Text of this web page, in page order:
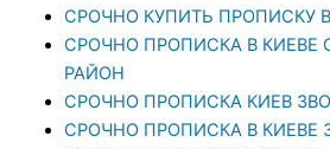
СРОЧНО КУПИТЬ ПРОПИСКУ
CРОЧНО ПРОПИСКА В
РАЙОН
СРОЧНО ПРОПИСКА КИЕВ
СРОЧНО ПРОПИСКА В КИЕВЕ